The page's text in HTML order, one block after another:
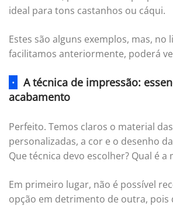
ideal para tons castanhos ou cáqui.
Estes são alguns exemplos, mas, no
facilitamos anteriormente, poderá
·
A técnica de impressão:
acabamento
Perfeito. Temos claros o material
personalizadas, a cor e o desenho
Que técnica devo escolher? Qual é a
Em primeiro lugar, não é possível
opção em detrimento de outra, pois